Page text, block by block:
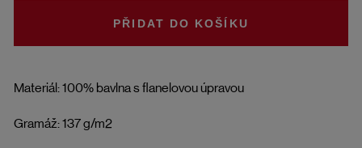
Materiál: 100% bavlna s flanelovou úpravou
Gramáž: 137 g/m2
DO KOŠÍKU